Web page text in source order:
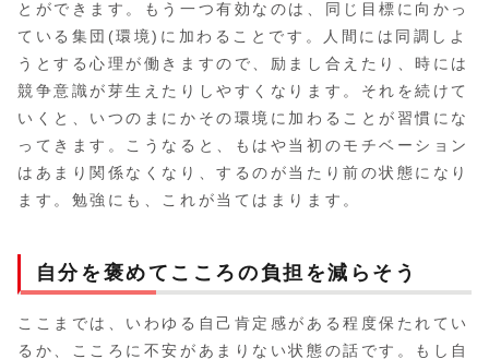
とができます。もう一つ有効なのは、同じ目標に向かっ
ている集団(環境)に加わることです。人間には同調しよ
うとする心理が働きますので、励まし合えたり、時には
競争意識が芽生えたりしやすくなります。それを続けて
いくと、いつのまにかその環境に加わることが習慣にな
ってきます。こうなると、もはや当初のモチベーション
はあまり関係なくなり、するのが当たり前の状態になり
ます。勉強にも、これが当てはまります。
自分を褒めてこころの負担を減らそう
ここまでは、いわゆる自己肯定感がある程度保たれてい
るか、こころに不安があまりない状態の話です。もし自